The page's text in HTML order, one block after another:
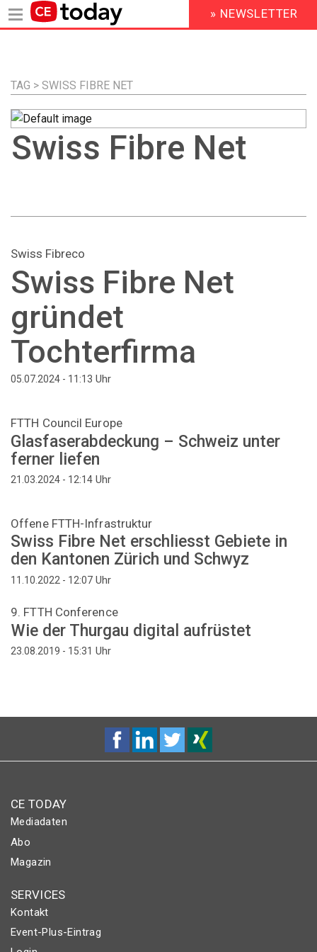
Inhalt
HEADER
MENU
» NEWSLETTER
TAG > SWISS FIBRE NET
Swiss Fibre Net
Swiss Fibreco
Swiss Fibre Net
gründet
Tochterfirma
05.07.2024 - 11:13 Uhr
FTTH Council Europe
Glasfaserabdeckung – Schweiz unter
ferner liefen
21.03.2024 - 12:14 Uhr
Offene FTTH-Infrastruktur
Swiss Fibre Net erschliesst Gebiete in
den Kantonen Zürich und Schwyz
11.10.2022 - 12:07 Uhr
9. FTTH Conference
Wie der Thurgau digital aufrüstet
23.08.2019 - 15:31 Uhr
CE TODAY
Mediadaten
Abo
Magazin
SERVICES
Kontakt
Event-Plus-Eintrag